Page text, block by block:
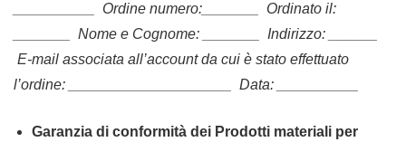
Ordine numero:_______
Ordinato il:
Nome e Cognome: _______
Indirizzo: ______
E-mail associata all’account da cui è stato effettuato
l’ordine: ____________________
Data: __________
Garanzia di conformità dei Prodotti materiali per